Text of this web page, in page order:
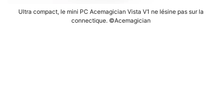
Ultra compact, le mini PC Acemagician Vista V1 ne lésine pas sur la
connectique. ©Acemagician